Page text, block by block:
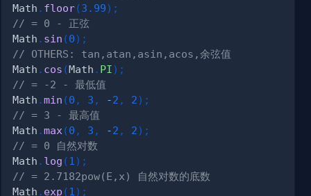
Math . floor(3.99) ;
// = 0 - 正弦
Math . sin (0) ;
// OTHERS: tan,atan,asin,acos,余弦值
Math . cos (Math . PI) ;
// = -2 - 最低值
Math .min (0 , 3 , -2 , 2) ;
// = 3 - 最高值
Math .max (0 , 3 , -2 , 2) ;
// = 0 自然对数
Math . log (1 ) ;
// = 2.7182pow(E,x) 自然对数的底数
Math . exp (1 ) ;